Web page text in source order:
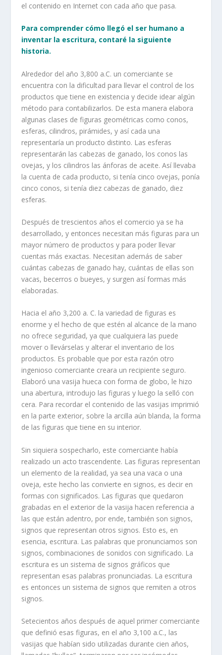
el contenido en Internet con cada año que pasa.
Para comprender cómo llegó el ser humano a
inventar la escritura, contaré la siguiente
historia.
Alrededor del año 3,800 a.C. un comerciante se
encuentra con la dificultad para llevar el control de los
productos que tiene en existencia y decide idear algún
método para contabilizarlos. De esta manera elabora
algunas clases de figuras geométricas como conos,
esferas, cilindros, pirámides, y así cada una
representaría un producto distinto. Las esferas
representarán las cabezas de ganado, los conos las
ovejas, y los cilindros las ánforas de aceite. Así llevaba
la cuenta de cada producto, si tenía cinco ovejas, ponía
cinco conos, si tenía diez cabezas de ganado, diez
esferas.
Después de trescientos años el comercio ya se ha
desarrollado, y entonces necesitan más figuras para un
mayor número de productos y para poder llevar
cuentas más exactas. Necesitan además de saber
cuántas cabezas de ganado hay, cuántas de ellas son
vacas, becerros o bueyes, y surgen así formas más
elaboradas.
Hacia el año 3,200 a. C. la variedad de figuras es
enorme y el hecho de que estén al alcance de la mano
no ofrece seguridad, ya que cualquiera las puede
mover o llevárselas y alterar el inventario de los
productos. Es probable que por esta razón otro
ingenioso comerciante creara un recipiente seguro.
Elaboró una vasija hueca con forma de globo, le hizo
una abertura, introdujo las figuras y luego la selló con
cera. Para recordar el contenido de las vasijas imprimió
en la parte exterior, sobre la arcilla aún blanda, la forma
de las figuras que tiene en su interior.
Sin siquiera sospecharlo, este comerciante había
realizado un acto trascendente. Las figuras representan
un elemento de la realidad, ya sea una vaca o una
oveja, este hecho las convierte en signos, es decir en
formas con significados. Las figuras que quedaron
grabadas en el exterior de la vasija hacen referencia a
las que están adentro, por ende, también son signos,
signos que representan otros signos. Esto es, en
esencia, escritura. Las palabras que pronunciamos son
signos, combinaciones de sonidos con significado. La
escritura es un sistema de signos gráficos que
representan esas palabras pronunciadas. La escritura
es entonces un sistema de signos que remiten a otros
signos.
Setecientos años después de aquel primer comerciante
que definió esas figuras, en el año 3,100 a.C., las
vasijas que habían sido utilizadas durante cien años,